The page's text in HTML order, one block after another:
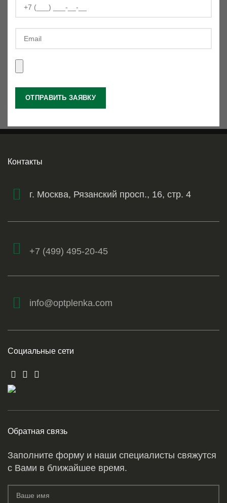
Контакты
г. Москва, Рязанский просп., 16, стр. 4
+7 (499) 495-20-45
info@optplenka.com
Социальные сети
Обратная связь
Заполните форму и наши специалисты свяжутся
с Вами в ближайшее время.